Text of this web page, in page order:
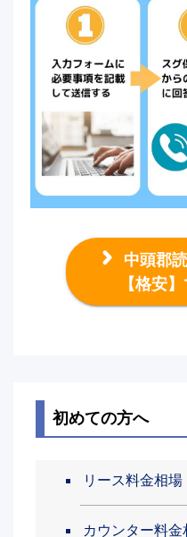
中頭郡
【格安
初めての方へ
リース料金相場
カウンター料金